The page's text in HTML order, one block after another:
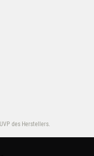
des Herstellers.